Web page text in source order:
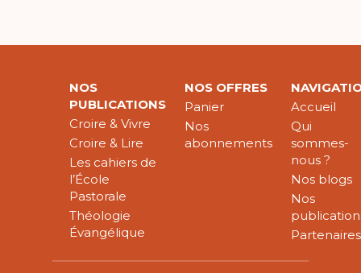
NOS
PUBLICATIONS
Croire & Vivre
Croire & Lire
Les cahiers de
l’École
Pastorale
Théologie
Évangélique
NOS OFFRES
Panier
Nos
abonnements
Accueil
Qui
sommes-
nous ?
Nos blogs
Nos
Partenaires